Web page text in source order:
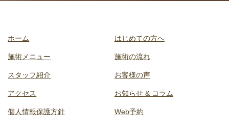
ホーム はじめての方へ
施術メニュー 施術の流れ
スタッフ紹介 お客様の声
アクセス お知らせ & コラム
個人情報保護方針 Web予約